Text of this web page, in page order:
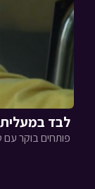
לבד במעלית
פותחים בוקר עם